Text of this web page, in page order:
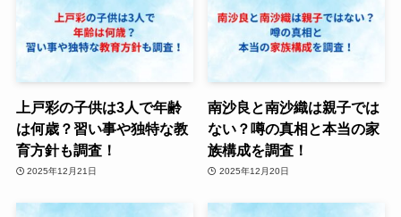
上戸彩の子供は3人で年齢
は何歳？習い事や独特な教
育方針も調査！
2025年12月21日
南沙良と南沙織は親子では
ない？噂の真相と本当の家
族構成を調査！
2025年12月20日